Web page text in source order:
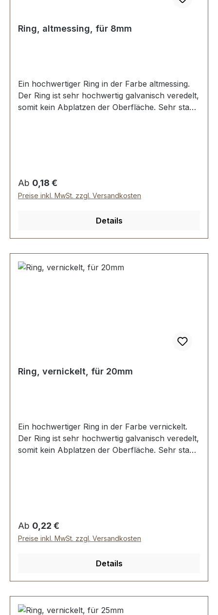
Ring, altmessing, für 8mm
Ein hochwertiger Ring in der Farbe altmessing.
Der Ring ist sehr hochwertig galvanisch veredelt,
somit kein Abplatzen der Oberfläche. Sehr stabil,
Regulärer Preis:
Ab 0,18 €
Preise inkl. MwSt. zzgl. Versandkosten
Details
Ring, vernickelt, für 20mm
Ein hochwertiger Ring in der Farbe vernickelt.
Der Ring ist sehr hochwertig galvanisch veredelt,
somit kein Abplatzen der Oberfläche. Sehr stabil,
Regulärer Preis:
Ab 0,22 €
Preise inkl. MwSt. zzgl. Versandkosten
Details